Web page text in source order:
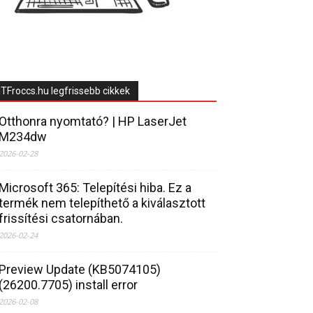
legfrissebb cikkek
nyomtató? | HP LaserJet
02-28
365: Telepítési hiba. Ez a
nem telepíthető a kiválasztott
csatornában.
02-24
Update (KB5074105)
install error
02-08